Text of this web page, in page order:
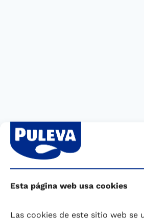
Esta página web usa cookies
Las cookies de este sitio web se